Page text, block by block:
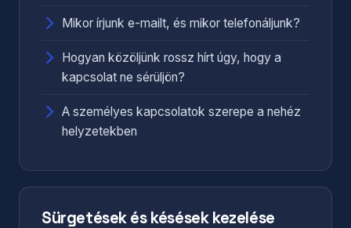
Mikor írjunk e-mailt, és mikor telefonáljunk?
Hogyan közöljünk rossz hírt úgy, hogy a
kapcsolat ne sérüljön?
A személyes kapcsolatok szerepe a nehéz
helyzetekben
Sürgetések és késések kezelése